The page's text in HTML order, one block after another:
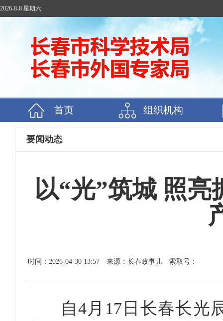
2026-8-8 星期六
首页 组织机构
要闻动态
以“光”筑城 照
时间：2026-04-30 13:57 来源：长春政事儿 索取号：
自4月17日长春长光辰